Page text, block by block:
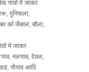
गांवों में जाकर
गुनियाला,
को जैसाल, बौंला,
में जाकर
नलगांव, देवल,
नौगांव आदि